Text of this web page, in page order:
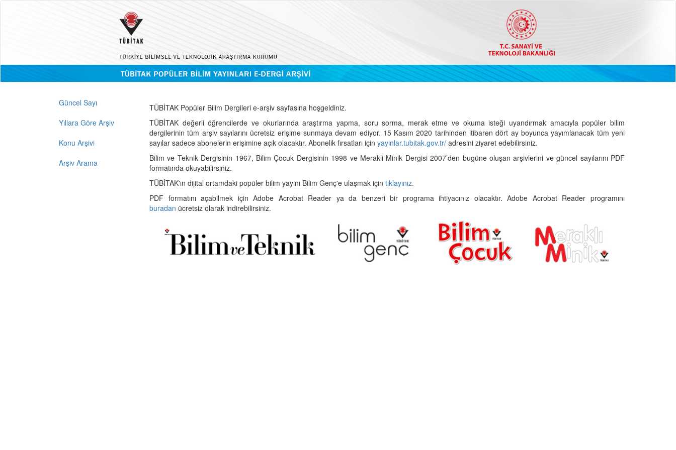
Güncel Sayı
Yıllara Göre Arşiv
Konu Arşivi
Arşiv Arama
TÜBİTAK Popüler Bilim Dergileri e-arşiv sayfasına hoşgeldiniz.
TÜBİTAK değerli öğrencilerde ve okurlarında araştırma yapma, soru sorma, merak etme ve okuma isteği uyandırmak amacıyla popüler bilim
dergilerinin tüm arşiv sayılarını ücretsiz erişime sunmaya devam ediyor. 15 Kasım 2020 tarihinden itibaren dört ay boyunca yayımlanacak tüm yeni
sayılar sadece abonelerin erişimine açık olacaktır. Abonelik fırsatları için yayinlar.tubitak.gov.tr/ adresini ziyaret edebilirsiniz.
Bilim ve Teknik Dergisinin 1967, Bilim Çocuk Dergisinin 1998 ve Merakli Minik Dergisi 2007’den bugüne oluşan arşivlerini ve güncel sayılarını PDF
formatında okuyabilirsiniz.
TÜBİTAK'ın dijital ortamdaki popüler bilim yayını Bilim Genç'e ulaşmak için tıklayınız.
PDF formatını açabilmek için Adobe Acrobat Reader ya da benzeri bir programa ihtiyacınız olacaktır. Adobe Acrobat Reader programını
buradan ücretsiz olarak indirebilirsiniz.